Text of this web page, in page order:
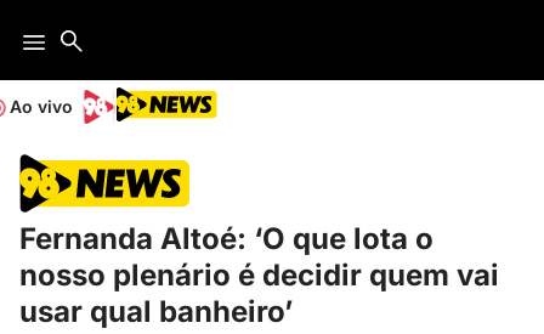
Ao vivo
Fernanda Altoé: ‘O que lota o
nosso plenário é decidir quem vai
usar qual banheiro’